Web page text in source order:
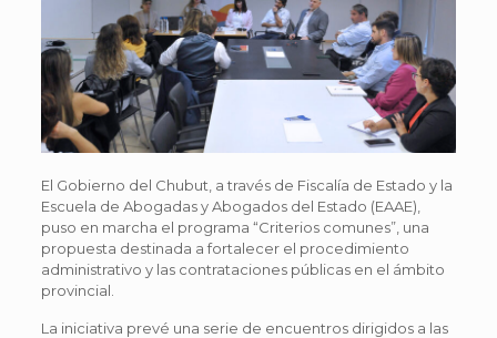
El Gobierno del Chubut, a través de Fiscalía de Estado y la
Escuela de Abogadas y Abogados del Estado (EAAE),
puso en marcha el programa “Criterios comunes”, una
propuesta destinada a fortalecer el procedimiento
administrativo y las contrataciones públicas en el ámbito
provincial.
La iniciativa prevé una serie de encuentros dirigidos a las